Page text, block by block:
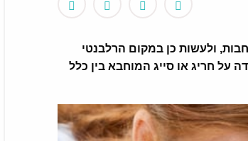
ולעשות כן במקום הרלבנטי
על חריג או סייג המוחבא בין כלל